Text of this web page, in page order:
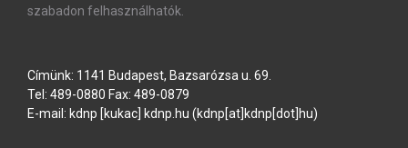
szabadon felhasználhatók.
Címünk: 1141 Budapest, Bazsarózsa u. 69.
Tel: 489-0880 Fax: 489-0879
E-mail: kdnp [kukac] kdnp hu (kdnp[at]kdnp[dot]hu)